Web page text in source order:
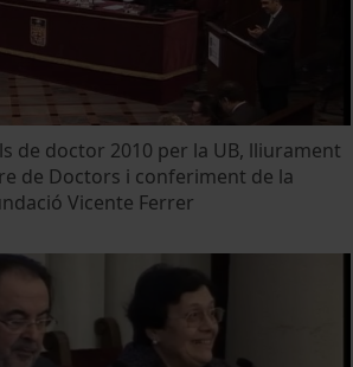
de doctor 2010 per la UB, lliurament
de Doctors i conferiment de la
Vicente Ferrer